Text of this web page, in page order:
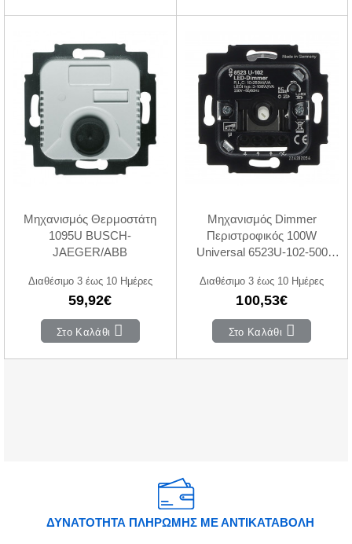
Μηχανισμός Θερμοστάτη
1095U BUSCH-
JAEGER/ABB
Διαθέσιμο 3 έως 10 Ημέρες
59,92€
Στο Καλάθι
Μηχανισμός Dimmer
Περιστροφικός 100W
Universal 6523U-102-500
Διαθέσιμο 3 έως 10 Ημέρες
100,53€
Στο Καλάθι
ΔΥΝΑΤΟΤΗΤΑ ΠΛΗΡΩΜΗΣ ΜΕ ΑΝΤΙΚΑΤΑΒΟΛΗ